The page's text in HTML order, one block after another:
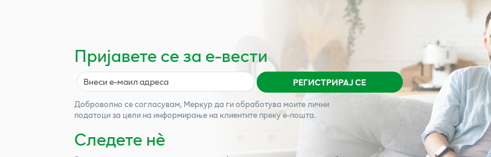
Пријавете се за е-вести
РЕГИСТРИРАЈ СЕ
Доброволно се согласувам, Меркурда ги обработува моите лични
податоци за цели на информирање на клиентите преку е-пошта.
Следете нѐ